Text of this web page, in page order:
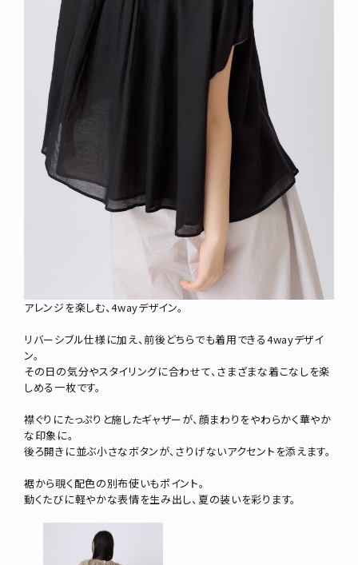
アレンジを楽しむ、4wayデザイン。
リバーシブル仕様に加え、前後どちらでも着用できる4wayデザイ
ン。
その日の気分やスタイリングに合わせて、さまざまな着こなしを楽
しめる一枚です。
襟ぐりにたっぷりと施したギャザーが、顔まわりをやわらかく華やか
な印象に。
後ろ開きに並ぶ小さなボタンが、さりげないアクセントを添えます。
裾から覗く配色の別布使いもポイント。
動くたびに軽やかな表情を生み出し、夏の装いを彩ります。